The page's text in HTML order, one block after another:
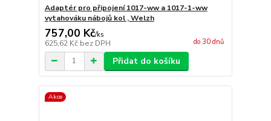
Adaptér pro připojení 1017-ww a 1017-1-ww
vytahováku nábojů kol , Welzh
757,00 Kč/ks
625,62 Kč bez DPH do 30 dnů
Přidat do košíku
Akce